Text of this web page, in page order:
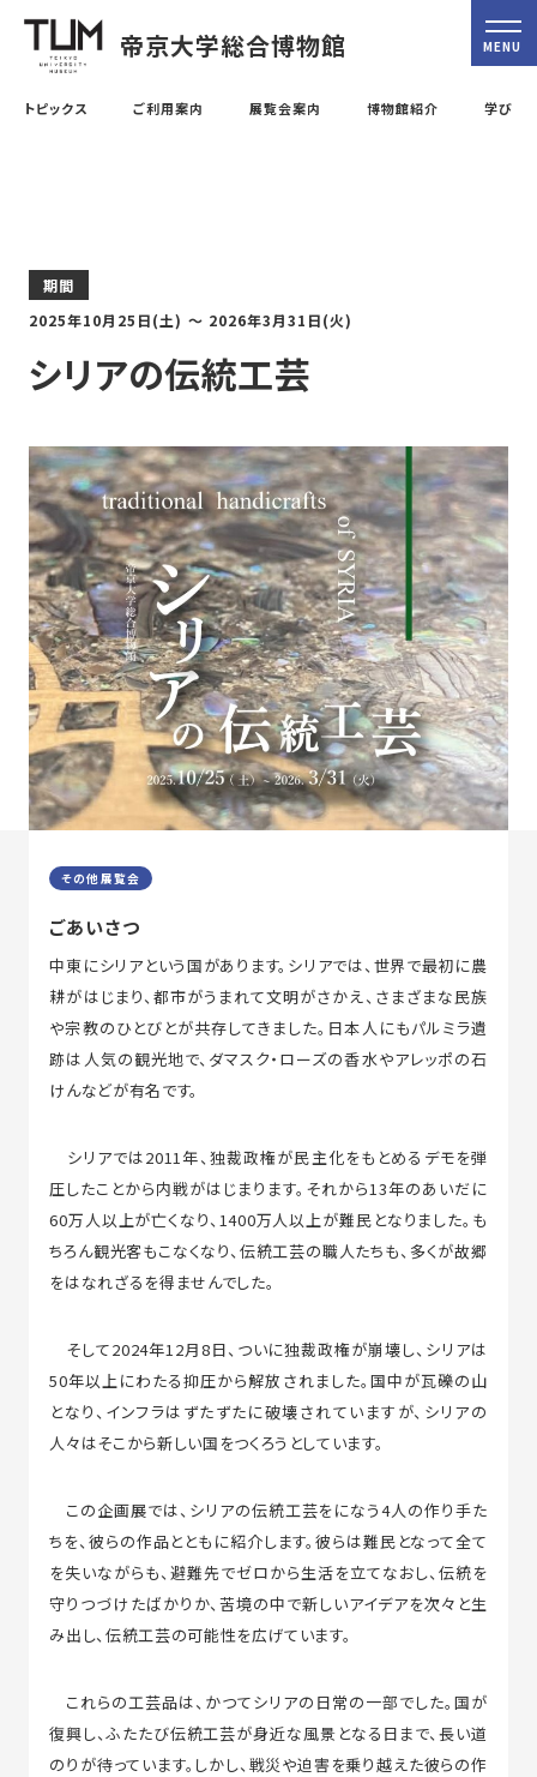
帝京大学総合博物館 MENU
トピックス ご利用案内 展覧会案内 博物館紹介 学び
期間
2025年10月25日(土) 〜 2026年3月31日(火)
シリアの伝統工芸
その他展覧会
ごあいさつ
中東にシリアという国があります。シリアでは、世界で最初に農
耕がはじまり、都市がうまれて文明がさかえ、さまざまな民族
や宗教のひとびとが共存してきました。日本人にもパルミラ遺
跡は人気の観光地で、ダマスク・ローズの香水やアレッポの石
けんなどが有名です。
シリアでは2011年、独裁政権が民主化をもとめるデモを弾
圧したことから内戦がはじまります。それから13年のあいだに
60万人以上が亡くなり、1400万人以上が難民となりました。も
ちろん観光客もこなくなり、伝統工芸の職人たちも、多くが故郷
をはなれざるを得ませんでした。
そして2024年12月8日、ついに独裁政権が崩壊し、シリアは
50年以上にわたる抑圧から解放されました。国中が瓦礫の山
となり、インフラはずたずたに破壊されていますが、シリアの
人々はそこから新しい国をつくろうとしています。
この企画展では、シリアの伝統工芸をになう4人の作り手た
ちを、彼らの作品とともに紹介します。彼らは難民となって全て
を失いながらも、避難先でゼロから生活を立てなおし、伝統を
守りつづけたばかりか、苦境の中で新しいアイデアを次々と生
み出し、伝統工芸の可能性を広げています。
これらの工芸品は、かつてシリアの日常の一部でした。国が
復興し、ふたたび伝統工芸が身近な風景となる日まで、長い道
のりが待っています。しかし、戦災や迫害を乗り越えた彼らの作